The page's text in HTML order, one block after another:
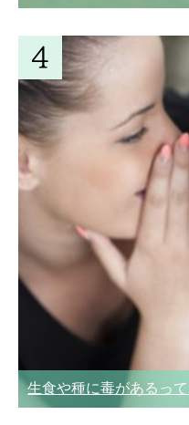
生食や種に毒があるっ